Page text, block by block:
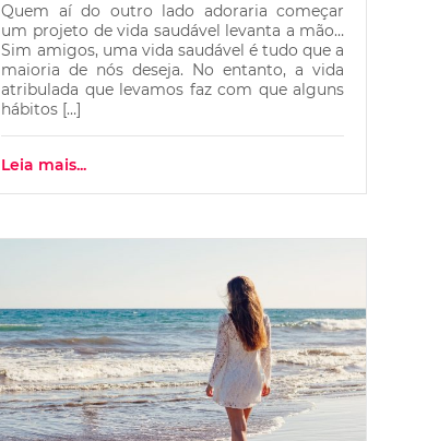
Quem aí do outro lado adoraria começar
um projeto de vida saudável levanta a mão…
Sim amigos, uma vida saudável é tudo que a
maioria de nós deseja. No entanto, a vida
atribulada que levamos faz com que alguns
hábitos […]
Leia mais...